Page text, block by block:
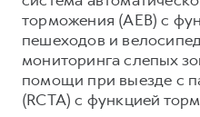
торможения (AEB) с
пешеходов и
мониторинга слепых
помощи при выезде с
(RCTA) с функцией